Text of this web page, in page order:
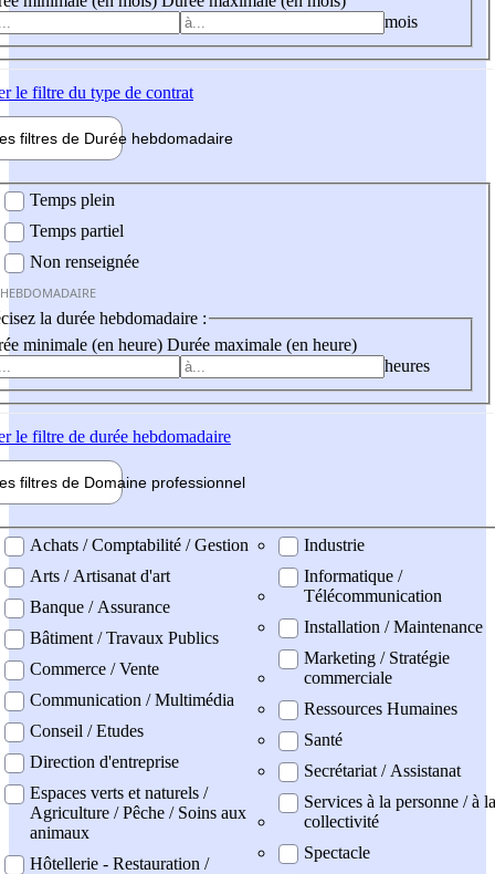
mois
le filtre du type de contrat
filtres de Durée hebdomadaire
Temps plein
Temps partiel
Non renseignée
la durée hebdomadaire :
minimale (en heure) Durée maximale (en heure)
heures
le filtre de durée hebdomadaire
filtres de Domaine professionnel
professionel
Achats / Comptabilité / Gestion
Arts / Artisanat d'art
Banque / Assurance
Bâtiment / Travaux Publics
Commerce / Vente
Communication / Multimédia
Conseil / Etudes
Direction d'entreprise
Espaces verts et naturels /
Agriculture / Pêche / Soins aux
animaux
Hôtellerie - Restauration /
Industrie
Informatique /
Télécommunication
Installation / Maintenance
Marketing / Stratégie
commerciale
Ressources Humaines
Santé
Secrétariat / Assistanat
Services à la personne / à la
collectivité
Spectacle